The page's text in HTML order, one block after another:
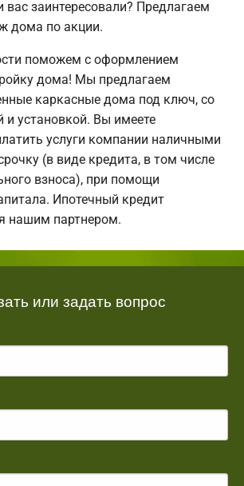
вас заинтересовали? Предлагаем
дома по акции.
поможем с оформлением
дома! Мы предлагаем
каркасные дома под ключ, со
и установкой. Вы имеете
услуги компании наличными
(в виде кредита, в том числе
взноса), при помощи
Ипотечный кредит
нашим партнером.
или задать вопрос